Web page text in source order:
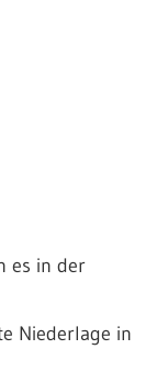
es in der
Niederlage in